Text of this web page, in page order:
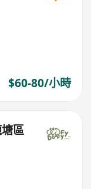
$60-80/小時
區